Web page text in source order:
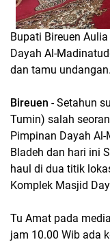
Bupati Bireuen
Dayah Al-
dan tamu
Bireuen - Setahun
Tumin) salah
Pimpinan Dayah
Bladeh dan hari ini
haul di dua titik
Komplek Masjid
Tu Amat pada
jam 10.00 Wib ada